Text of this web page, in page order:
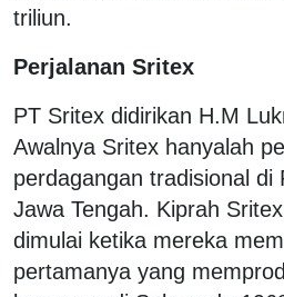
triliun.
Perjalanan Sritex
PT Sritex didirikan H.M
Awalnya Sritex hanyalah
perdagangan tradisional di
Jawa Tengah. Kiprah
dimulai ketika mereka
pertamanya yang